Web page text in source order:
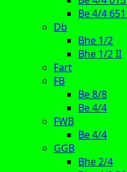
Be 4/4
Db
Bhe 1/2
Bhe 1/2 II
Fart
FB
Be 8/8
Be 4/4
FWB
Be 4/4
GGB
Bhe 2/4